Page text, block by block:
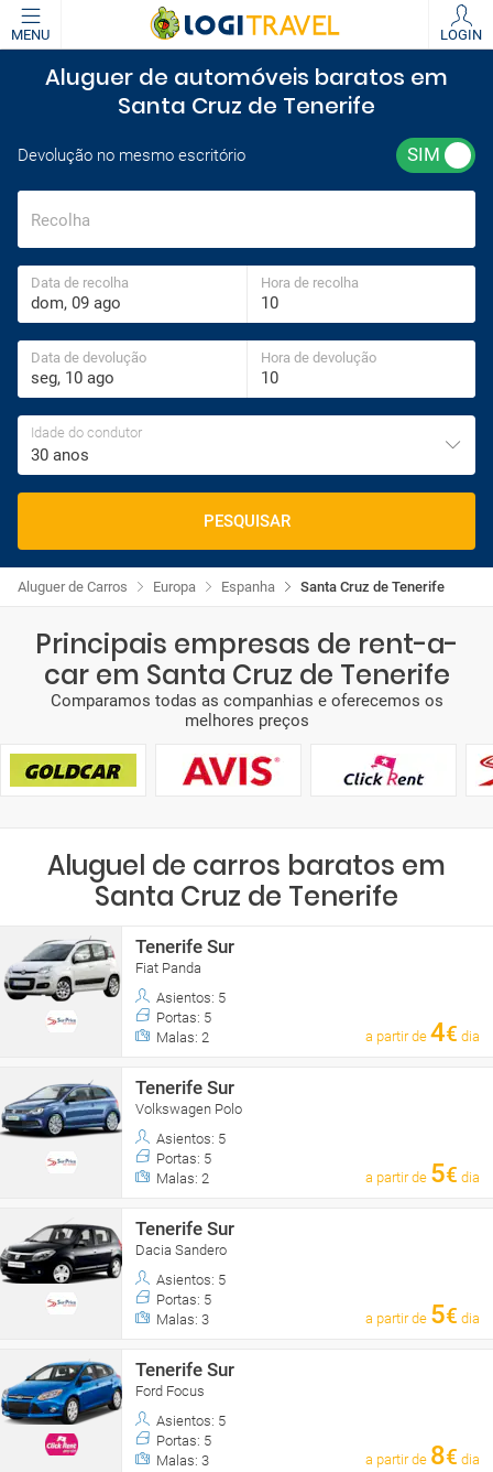
MENU LOGIN
Aluguer de automóveis baratos em
Santa Cruz de Tenerife
Devolução no mesmo escritório
Recolha
Data de recolha Hora de recolha
Data de devolução Hora de devolução
Idade do condutor
30 anos
PESQUISAR
Santa Cruz de Tenerife
Espanha
Europa
Aluguer de Carros
Principais empresas de rent-a-
car em Santa Cruz de Tenerife
Comparamos todas as companhias e oferecemos os
melhores preços
Aluguel de carros baratos em
Santa Cruz de Tenerife
Tenerife Sur
Fiat Panda
Asientos: 5
Portas: 5
Malas: 2
a partir de 4€ dia
Tenerife Sur
Volkswagen Polo
Asientos: 5
Portas: 5
Malas: 2
a partir de 5€ dia
Tenerife Sur
Dacia Sandero
Asientos: 5
Portas: 5
Malas: 3
a partir de 5€ dia
Tenerife Sur
Ford Focus
Asientos: 5
Portas: 5
Malas: 3
a partir de 8€ dia